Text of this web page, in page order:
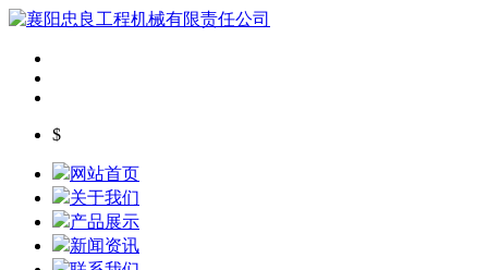
$
网站首页
关于我们
产品展示
新闻资讯